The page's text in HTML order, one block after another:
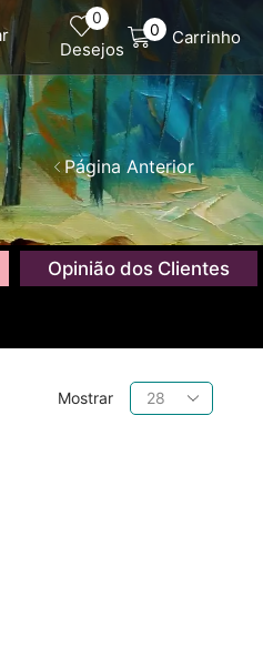
0
Desejos
0 Carrinho
Página Anterior
Opinião dos Clientes
Mostrar
Produtos
por